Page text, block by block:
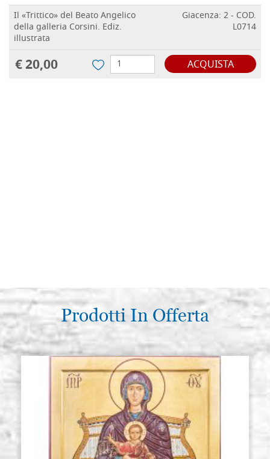
Il «Trittico» del Beato Angelico
della galleria Corsini. Ediz.
illustrata
Giacenza: 2 - COD.
L0714
€ 20,00 ACQUISTA
Prodotti In Offerta